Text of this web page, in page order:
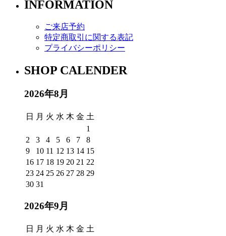
INFORMATION
ご来店予約
特定商取引に関する表記
プライバシーポリシー
SHOP CALENDER
2026年8月
日 月 火 水 木 金 土
1
2
3 4 5 6 7
8
9
10 11 12 13 14 15
16 17 18 19 20 21 22
23 24 25 26 27 28 29
30 31
2026年9月
日 月 火 水 木 金 土